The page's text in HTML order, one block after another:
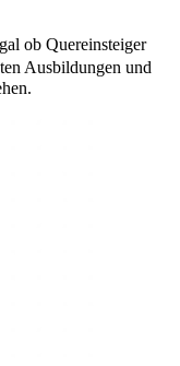
ob Quereinsteiger
Ausbildungen und